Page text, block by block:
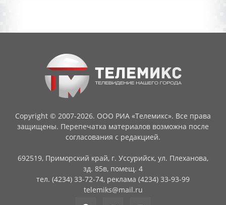
Copyright © 2007-2026. ООО РИА «Телемикс». Все права
защищены. Перепечатка материалов возможна после
согласования с редакцией.
692519, Приморский край, г. Уссурийск, ул. Плеханова,
зд. 85в, помещ. 4
тел. (4234) 33-72-74, реклама (4234) 33-93-99
telemiks@mail.ru